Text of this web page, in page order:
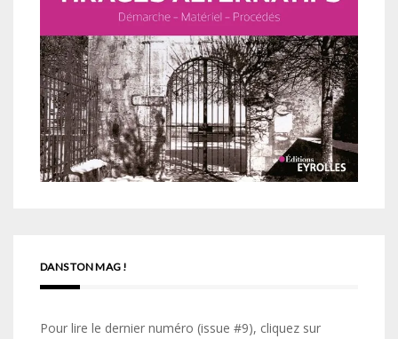
DANS TON MAG !
Pour lire le dernier numéro (issue #9), cliquez sur